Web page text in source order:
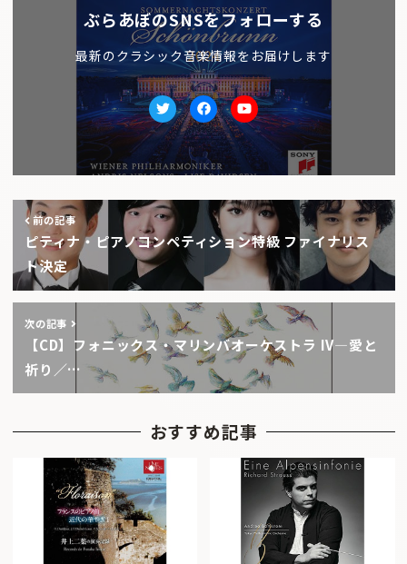
ぶらあぼのSNSをフォローする
最新のクラシック音楽情報をお届けします
TwitterfacebookYoutube
前の記事
ピティナ・ピアノコンペティション特級 ファイナリス
ト決定
次の記事
【CD】フォニックス・マリンバオーケストラ IV―愛と
祈り／…
おすすめ記事